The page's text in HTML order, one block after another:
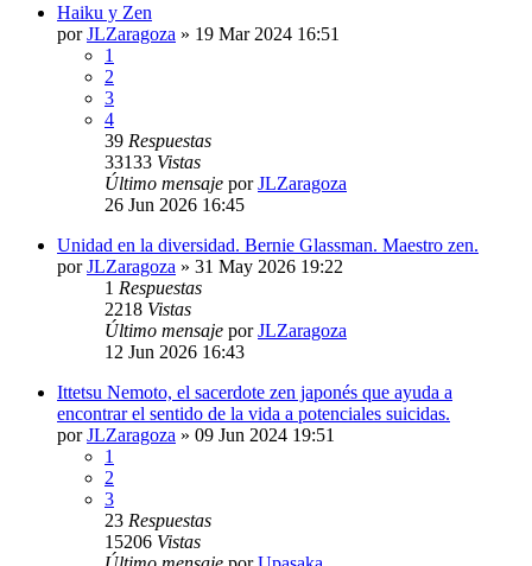
Haiku y Zen
porJLZaragoza » 19 Mar 2024 16:51
1
2
3
4
39 Respuestas
33133 Vistas
Último mensaje porJLZaragoza
26 Jun 2026 16:45
Unidad en la diversidad. Bernie Glassman. Maestro zen.
porJLZaragoza » 31 May 2026 19:22
1 Respuestas
2218 Vistas
Último mensaje porJLZaragoza
12 Jun 2026 16:43
Ittetsu Nemoto, el sacerdote zen japonés que ayuda a
encontrar el sentido de la vida a potenciales suicidas.
porJLZaragoza » 09 Jun 2024 19:51
1
2
3
23 Respuestas
15206 Vistas